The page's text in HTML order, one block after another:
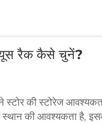
रैक कैसे चुनें?
की स्टोरेज
की आवश्यकता है,